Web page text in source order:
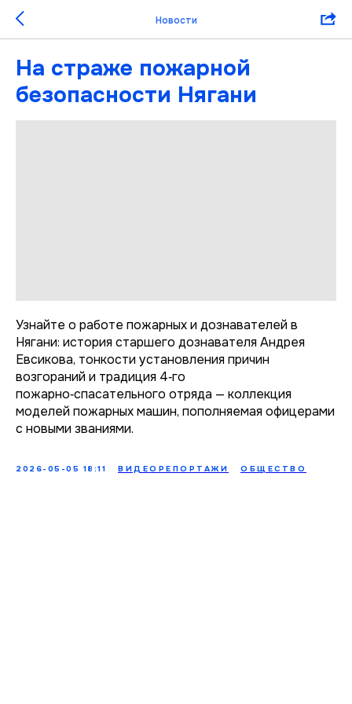
Новости
На страже пожарной
безопасности Нягани
Узнайте о работе пожарных и дознавателей в
Нягани: история старшего дознавателя Андрея
Евсикова, тонкости установления причин
возгораний и традиция 4‑го
пожарно‑спасательного отряда — коллекция
моделей пожарных машин, пополняемая офицерами
с новыми званиями.
2026-05-05 18:11 ВИДЕОРЕПОРТАЖИ ОБЩЕСТВО